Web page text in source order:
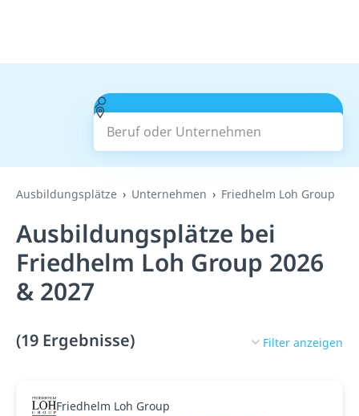
Beruf oder Unternehmen
Suchen
Ausbildungsplätze Unternehmen Friedhelm Loh Group
Ausbildungsplätze bei
Friedhelm Loh Group 2026
& 2027
(19 Ergebnisse) Filter anzeigen
Friedhelm Loh Group